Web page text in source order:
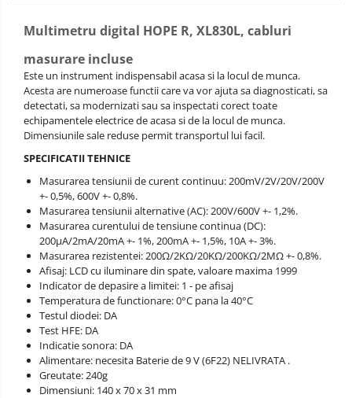
Multimetru digital HOPE R, XL830L, cabluri
masurare incluse
Este un instrument indispensabil acasa si la locul de munca.
Acesta are numeroase functii care va vor ajuta sa diagnosticati, sa
detectati, sa modernizati sau sa inspectati corect toate
echipamentele electrice de acasa si de la locul de munca.
Dimensiunile sale reduse permit transportul lui facil.
SPECIFICATII TEHNICE
Masurarea tensiunii de curent continuu: 200mV/2V/20V/200V
+- 0,5%, 600V +- 0,8%.
Masurarea tensiunii alternative (AC): 200V/600V +- 1,2%.
Masurarea curentului de tensiune continua (DC):
200µA/2mA/20mA +- 1%, 200mA +- 1,5%, 10A +- 3%.
Masurarea rezistentei: 200Ω/2KΩ/20KΩ/200KΩ/2MΩ +- 0,8%.
Afisaj: LCD cu iluminare din spate, valoare maxima 1999
Indicator de depasire a limitei: 1 - pe afisaj
Temperatura de functionare: 0°C pana la 40°C
Testul diodei: DA
Test HFE: DA
Indicatie sonora: DA
Alimentare: necesita Baterie de 9 V (6F22) NELIVRATA .
Greutate: 240g
Dimensiuni: 140 x 70 x 31 mm